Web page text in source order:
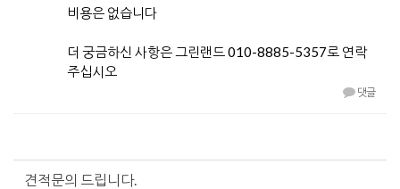
비용은 없습니다
더 궁금하신 사항은 그린랜드 010-8885-5357로 연락
주십시오
댓글
견적문의 드립니다.